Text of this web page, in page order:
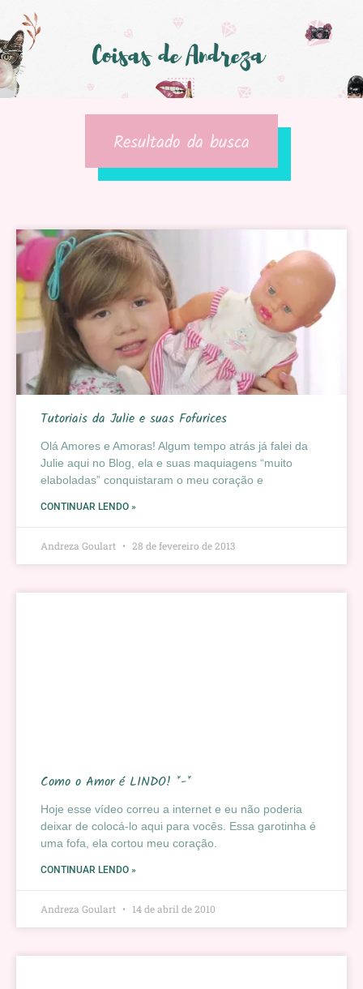
Resultado da busca
Tutoriais da Julie e suas Fofurices
Olá Amores e Amoras! Algum tempo atrás já falei da
Julie aqui no Blog, ela e suas maquiagens “muito
elaboladas” conquistaram o meu coração e
CONTINUAR LENDO »
Andreza Goulart 28 de fevereiro de 2013
Como o Amor é LINDO! *-*
Hoje esse vídeo correu a internet e eu não poderia
deixar de colocá-lo aqui para vocês. Essa garotinha é
uma fofa, ela cortou meu coração.
CONTINUAR LENDO »
Andreza Goulart 14 de abril de 2010